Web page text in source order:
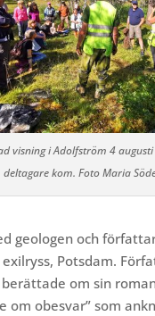
visning i Adolfström 4
deltagare kom. Foto Maria
geologen och
exilryss, Potsdam.
om sin
om obesvar” som